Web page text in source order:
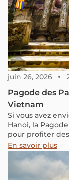
juin 26, 2026
Pagode des
Vietnam
Si vous avez
Hanoi, la
pour profiter
à la fois par la
le site du plus
Vietnam.
En savoir plus